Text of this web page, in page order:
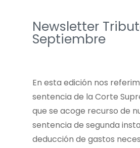
Newsletter
Septiembre
En esta edición nos
sentencia de la Corte
que se acoge recurso de
sentencia de segunda
deducción de gastos